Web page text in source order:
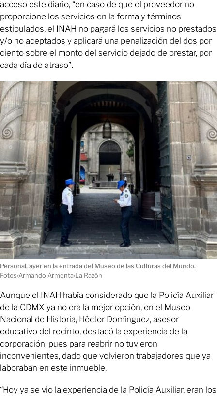
acceso este diario, “en caso de que el proveedor no
proporcione los servicios en la forma y términos
estipulados, el INAH no pagará los servicios no prestados
y/o no aceptados y aplicará una penalización del dos por
ciento sobre el monto del servicio dejado de prestar, por
cada día de atraso”.
Personal, ayer en la entrada del Museo de las Culturas del Mundo.
Fotos›Armando Armenta›La Razón
Aunque el INAH había considerado que la Policía Auxiliar
de la CDMX ya no era la mejor opción, en el Museo
Nacional de Historia, Héctor Domínguez, asesor
educativo del recinto, destacó la experiencia de la
corporación, pues para reabrir no tuvieron
inconvenientes, dado que volvieron trabajadores que ya
laboraban en este inmueble.
“Hoy ya se vio la experiencia de la Policía Auxiliar, eran los